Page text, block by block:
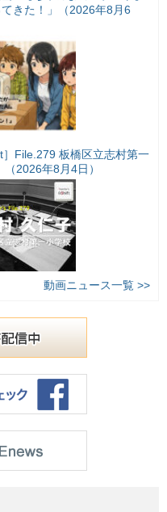
きた！」（2026年8月6
］File.279 板橋区立志村第一
2026年8月4日）
動画ニュース一覧 >>